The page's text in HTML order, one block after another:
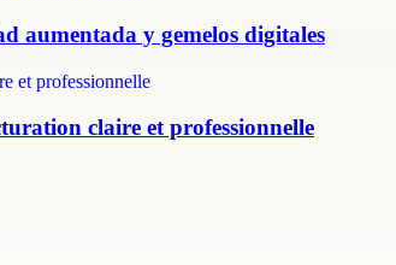
aumentada y gemelos digitales
claire et professionnelle